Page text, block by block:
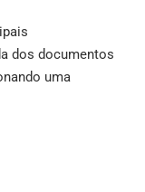
dos documentos
uma